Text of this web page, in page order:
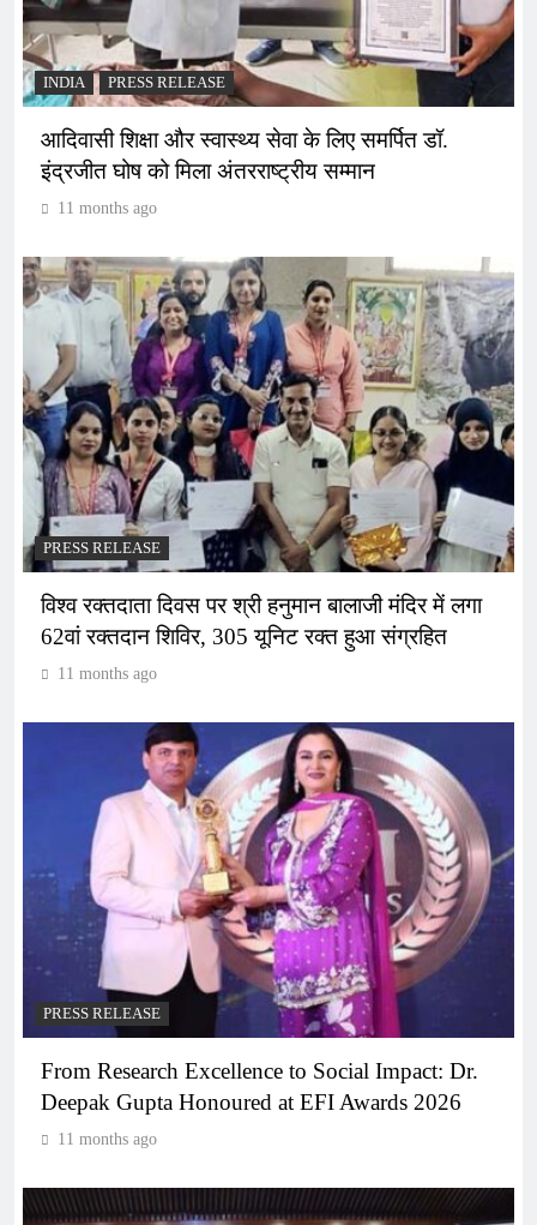
INDIA PRESS RELEASE
आदिवासी शिक्षा और स्वास्थ्य सेवा के लिए समर्पित डॉ.
इंद्रजीत घोष को मिला अंतरराष्ट्रीय सम्मान
11 months ago
PRESS RELEASE
विश्व रक्तदाता दिवस पर श्री हनुमान बालाजी मंदिर में लगा
62वां रक्तदान शिविर, 305 यूनिट रक्त हुआ संग्रहित
11 months ago
PRESS RELEASE
From Research Excellence to Social Impact: Dr.
Deepak Gupta Honoured at EFI Awards 2026
11 months ago